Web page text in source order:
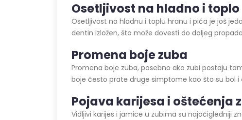
Osetljivost na hladno i toplo
Osetljivost na hladnu i toplu hranu i pića je još
dentin izložen, što može dovesti do daljeg
Promena boje zuba
Promena boje zuba, posebno ako zubi postaju
boje često prate druge simptome kao što su bol i
Pojava karijesa i oštećenja
Vidljivi karijes i jamice u zubima su najočigledniji